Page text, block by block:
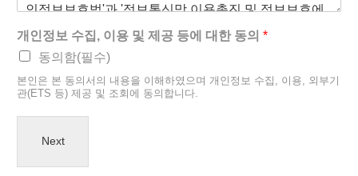
개인정보 수집, 이용 및 제공 등에 대한 동의 *
동의함(필수)
본인은 본 동의서의 내용을 이해하였으며 개인정보 수집, 이용, 외부기
관(ETS 등) 제공 및 조회에 동의합니다.
Next